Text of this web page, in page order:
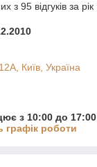
з 95 відгуків за рік
Київ, Україна
з 10:00 до 17:00
графік роботи